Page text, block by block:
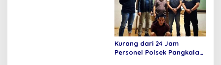
Kurang dari 24 Jam
Personel Polsek Pangkalan